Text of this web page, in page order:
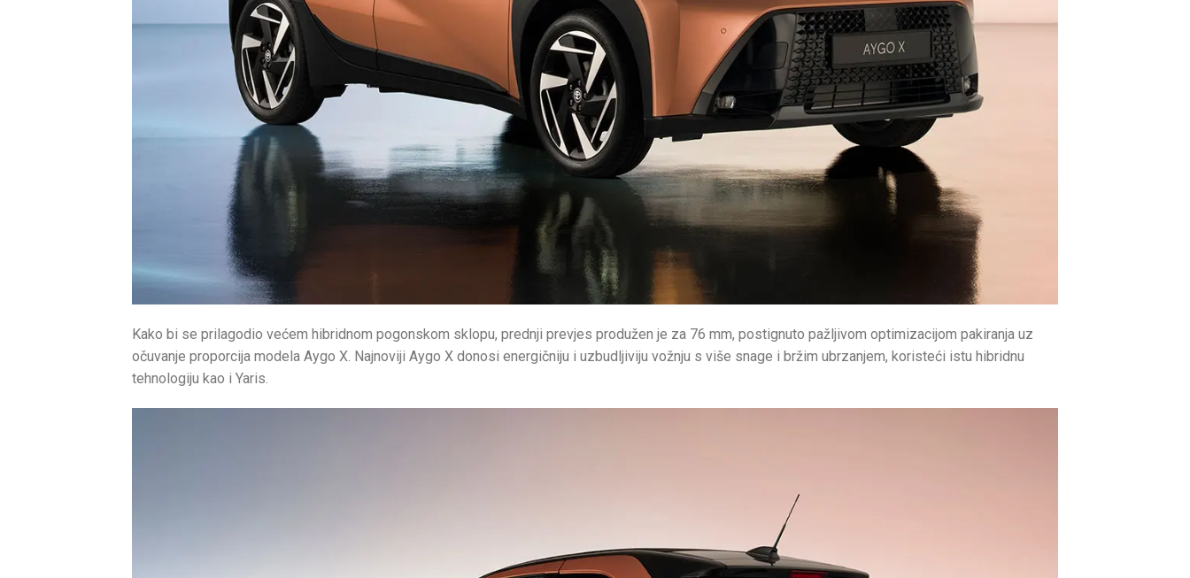
Kako bi se prilagodio većem hibridnom pogonskom sklopu, prednji prevjes produžen je za 76 mm, postignuto pažljivom optimizacijom pakiranja uz
očuvanje proporcija modela Aygo X. Najnoviji Aygo X donosi energičniju i uzbudljiviju vožnju s više snage i bržim ubrzanjem, koristeći istu hibridnu
tehnologiju kao i Yaris.